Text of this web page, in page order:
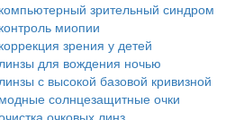
компьютерный зрительный синдром
контроль миопии
коррекция зрения у детей
для вождения ночью
с высокой базовой кривизной
модные солнцезащитные очки